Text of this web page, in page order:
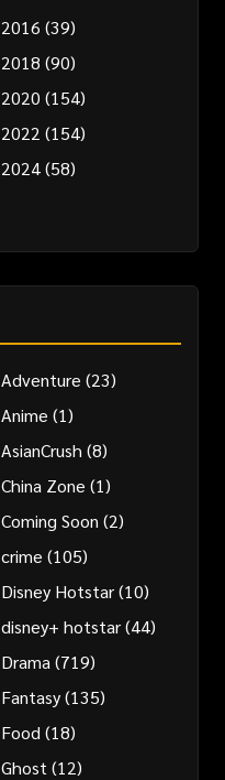
2016 (39)
2018 (90)
2020 (154)
2022 (154)
2024(58)
Adventure (23)
Anime (1)
AsianCrush (8)
China Zone (1)
Coming Soon (2)
crime (105)
Disney Hotstar(10)
disney+ hotstar(44)
Drama (719)
Fantasy(135)
Food (18)
Ghost (12)